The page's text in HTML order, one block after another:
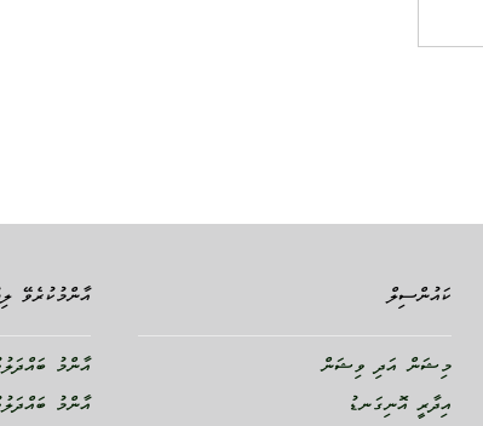
އާންމުކުރެވޭ
އާންމު
އާންމު
ކައުންސިލް
މިޝަން އަދި ވިޝަން
އިދާރީ އޮނިގަނޑު